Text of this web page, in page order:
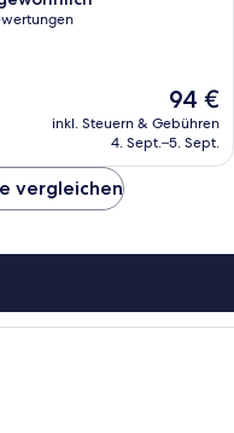
Der
Preis
beträgt
94 €
inkl. Steuern & Gebühren
4. Sept.–5. Sept.
vergleichen